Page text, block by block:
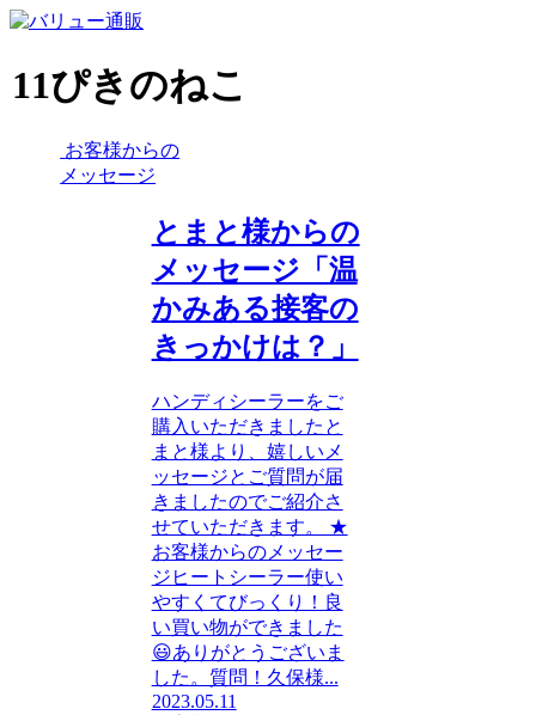
11ぴきのねこ
お客様からの
メッセージ
とまと様からの
メッセージ「温
かみある接客の
きっかけは？」
ハンディシーラーをご
購入いただきましたと
まと様より、嬉しいメ
ッセージとご質問が届
きましたのでご紹介さ
せていただきます。 ★
お客様からのメッセー
ジヒートシーラー使い
やすくてびっくり！良
い買い物ができました
😃ありがとうございま
した。質問！久保様...
2023.05.11